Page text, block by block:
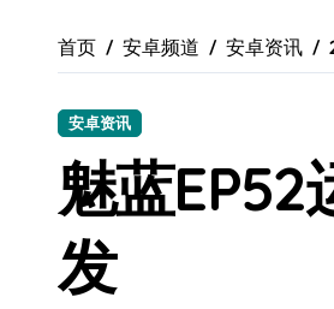
Galaxy Z Flip6：
S25 Ultra颜值炸
首页 安卓频道 安卓资讯
安卓资讯
魅蓝EP52
发